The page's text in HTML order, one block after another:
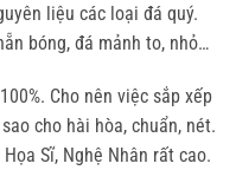
liệu các loại đá quý.
bóng, đá mảnh to, nhỏ…
Cho nên việc sắp xếp
cho hài hòa, chuẩn, nét.
Sĩ, Nghệ Nhân rất cao.